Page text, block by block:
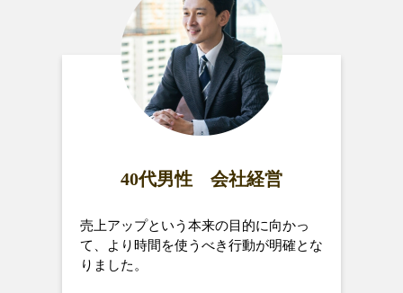
40代男性 会社経営
売上アップという本来の目的に向かっ
て、より時間を使うべき行動が明確とな
りました。